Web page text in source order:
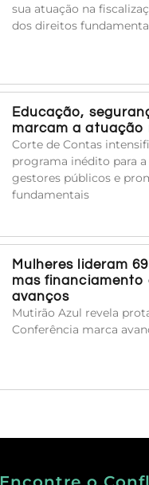
sua atuação na
dos direitos
Educação,
marcam a atuação
Corte de Contas
programa inédito para
gestores públicos e
fundamentais
Mulheres lideram
mas financiamento
avanços
Mutirão Azul revela
Conferência marca